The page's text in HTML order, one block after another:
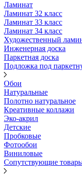
Ламинат
Ламинат 32 класс
Ламинат 33 класс
Ламинат 34 класс
Художественный
Инженерная доска
Паркетная доска
Подложка под
Обои
Натуральные
Полотно натуральное
Креативные коллажи
Эко-акрил
Детские
Пробковые
Фотообои
Виниловые
Сопутствующие